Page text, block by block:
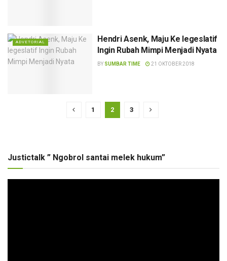
ADVETORIAL
Hendri Asenk, Maju Ke legeslatif
Ingin Rubah Mimpi Menjadi Nyata
BY SUMBAR TIME 21 OKTOBER 2018
1 2 3
Justictalk ” Ngobrol santai melek hukum”